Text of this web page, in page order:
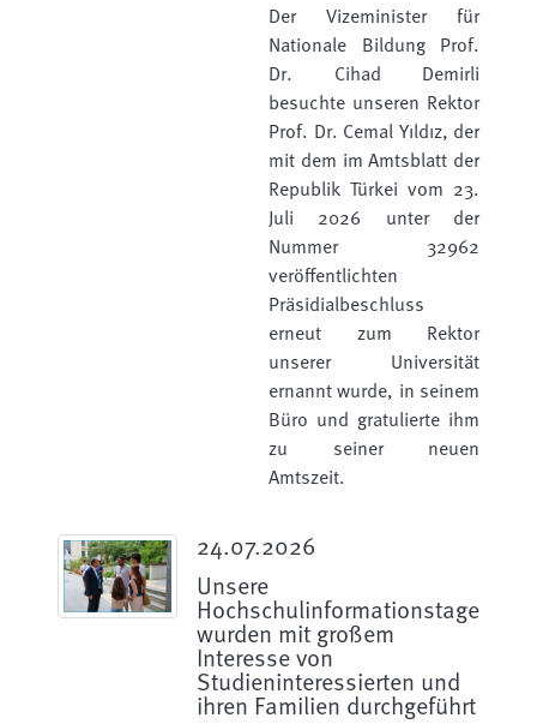
Der Vizeminister für
Nationale Bildung Prof.
Dr. Cihad Demirli
besuchte unseren Rektor
Prof. Dr. Cemal Yıldız, der
mit dem im Amtsblatt der
Republik Türkei vom 23.
Juli 2026 unter der
Nummer 32962
veröffentlichten
Präsidialbeschluss
erneut zum Rektor
unserer Universität
ernannt wurde, in seinem
Büro und gratulierte ihm
zu seiner neuen
Amtszeit.
24.07.2026
Unsere
Hochschulinformationstage
wurden mit großem
Interesse von
Studieninteressierten und
ihren Familien durchgeführt